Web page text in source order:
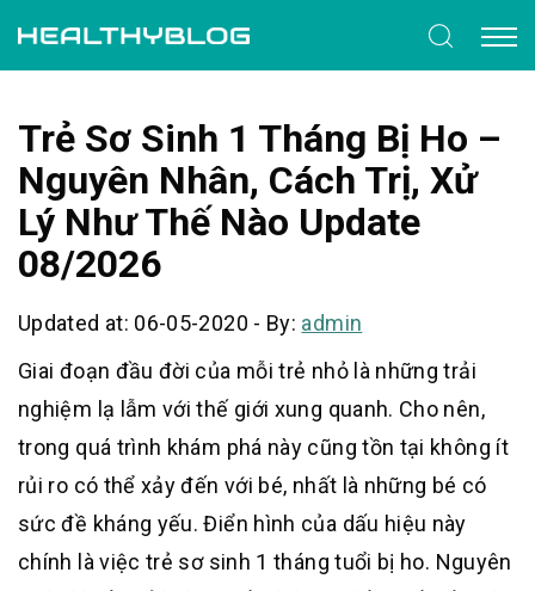
Trẻ Sơ Sinh 1 Tháng Bị Ho –
Nguyên Nhân, Cách Trị, Xử
Lý Như Thế Nào Update
08/2026
Updated at: 06-05-2020 - By: admin
Giai đoạn đầu đời của mỗi trẻ nhỏ là những trải
nghiệm lạ lẫm với thế giới xung quanh. Cho nên,
trong quá trình khám phá này cũng tồn tại không ít
rủi ro có thể xảy đến với bé, nhất là những bé có
sức đề kháng yếu. Điển hình của dấu hiệu này
chính là việc trẻ sơ sinh 1 tháng tuổi bị ho. Nguyên